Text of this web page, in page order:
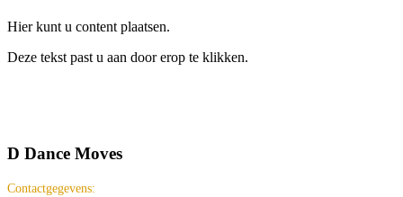
Hier kunt u content plaatsen.
Deze tekst past u aan door erop te klikken.
D Dance Moves
Contactgegevens: